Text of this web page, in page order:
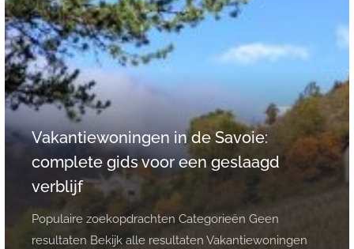
Vakantiewoningen in de Savoie:
complete gids voor een geslaagd
verblijf
Populaire zoekopdrachten Categorieën Geen
resultaten Bekijk alle resultaten Vakantiewoningen